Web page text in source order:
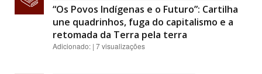
“Os Povos Indígenas e o Futuro”: Cartilha
une quadrinhos, fuga do capitalismo e a
retomada da Terra pela terra
Adicionado: | 7 visualizações